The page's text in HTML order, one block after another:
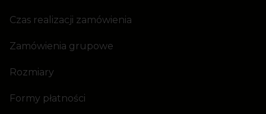
Czas realizacji zamówienia
Zamówienia grupowe
Rozmiary
Formy płatności